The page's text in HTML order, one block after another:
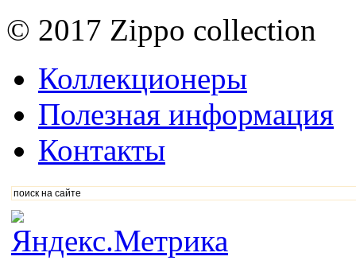
© 2017 Zippo collection
Коллекционеры
Полезная информация
Контакты